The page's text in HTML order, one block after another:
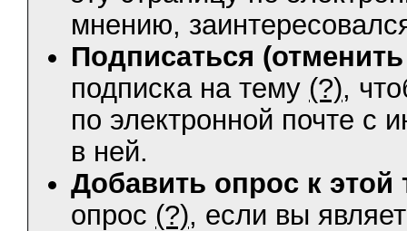
мнению,
Подписаться
подписка на тему (?),
по электронной почте
в ней.
Добавить опрос к этой
опрос (?), если вы